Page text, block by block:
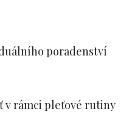
poradenství
v rámci pleťové rutiny